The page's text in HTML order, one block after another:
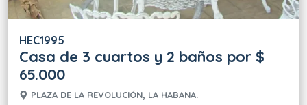
HEC1995
Casa de 3 cuartos y 2 baños por $
65.000
PLAZA DE LA REVOLUCIÓN, LA HABANA.